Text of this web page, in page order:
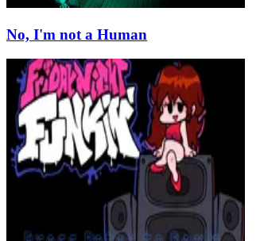
No, I'm not a Human